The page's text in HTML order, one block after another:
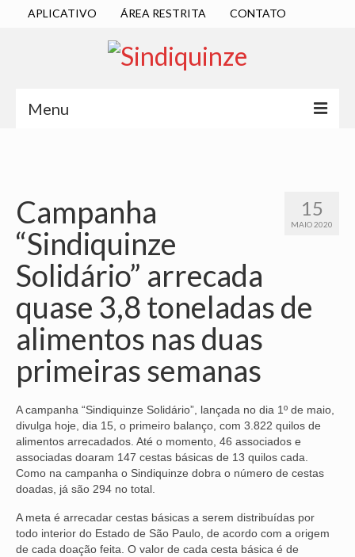
APLICATIVO ÁREA RESTRITA CONTATO
Menu
DIRETORIA EXECUTIVA
ESTATUTO
ATAS
LOCALIZAÇÃO
QUEM SOMOS
NOSSA HISTÓRIA
SUBSEDES
ARAÇATUBA
BAURU
RIBEIRÃO PRETO
15
MAIO 2020
Campanha
“Sindiquinze
Solidário” arrecada
quase 3,8 toneladas de
alimentos nas duas
primeiras semanas
A campanha “Sindiquinze Solidário”, lançada no dia 1º de maio,
divulga hoje, dia 15, o primeiro balanço, com 3.822 quilos de
alimentos arrecadados. Até o momento, 46 associados e
associadas doaram 147 cestas básicas de 13 quilos cada.
Como na campanha o Sindiquinze dobra o número de cestas
doadas, já são 294 no total.
A meta é arrecadar cestas básicas a serem distribuídas por
todo interior do Estado de São Paulo, de acordo com a origem
de cada doação feita. O valor de cada cesta básica é de